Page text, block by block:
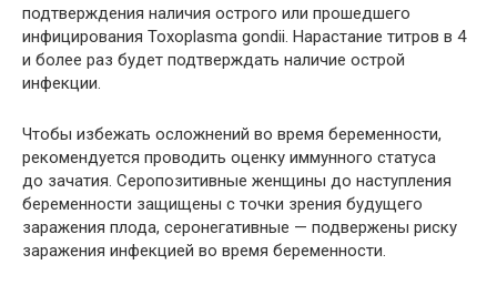
подтверждения наличия острого или прошедшего
инфицирования Toxoplasma gondii. Нарастание титров в 4
и более раз будет подтверждать наличие острой
инфекции.
Чтобы избежать осложнений во время беременности,
рекомендуется проводить оценку иммунного статуса
до зачатия. Серопозитивные женщины до наступления
беременности защищены с точки зрения будущего
заражения плода, серонегативные — подвержены риску
заражения инфекцией во время беременности.